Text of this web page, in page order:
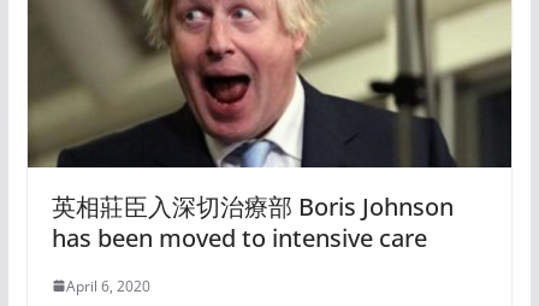
英相莊臣入深切治療部 Boris Johnson
has been moved to intensive care
April 6, 2020